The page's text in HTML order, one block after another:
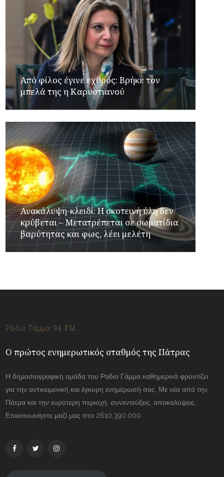
Από φίλος έγινε εχθρός: Βρήκε τον
μπελά της η Καρυστιανού
Ανακάλυψη-κλειδί: Η σκοτεινή ύλη δεν
κρύβεται – Μετατρέπεται σε σωματίδια
βαρύτητας και φως, λέει μελέτη
Ράδιο Γάμμα 94 FM
Ο πρώτος ενημερωτικός σταθμός της Πάτρας
Η δημοσιογραφική ομάδα του Ραδιο Γάμμα καθημερινά φροντίζει
για την αντικειμενική και έγκυρη ενημέρωσή σας. Με νέα από την
Πάτρα και την ευρύτερη περιοχή, συνεντεύξεις, αποκαλύψεις.
Επικοινωνήστε μαζί μας στο 2610.390.000